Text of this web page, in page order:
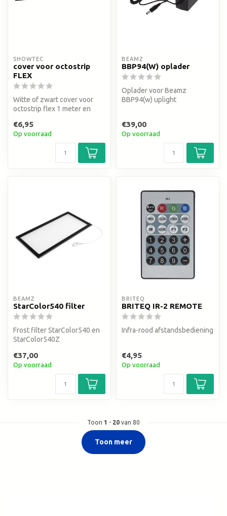
SHOWTEC
cover voor octostrip
FLEX
Witte of zwart cover voor
octostrip flex 1 meter en
€6,95
Op voorraad
BEAMZ
BBP94(W) oplader
Oplader voor Beamz
BBP94(w) uplight
€39,00
Op voorraad
BEAMZ
StarColor540 filter
Frost filter StarColor540 en
StarColor540Z
€37,00
Op voorraad
BRITEQ
BRITEQ IR-2 REMOTE
Infra-rood afstandsbediening
€4,95
Op voorraad
Toon 1 - 20 van 80
Toon meer